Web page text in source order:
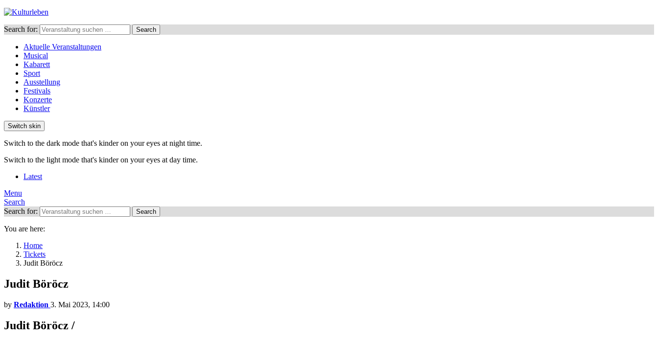
Search for: Search
Aktuelle Veranstaltungen
Musical
Kabarett
Sport
Ausstellung
Festivals
Konzerte
Künstler
Switch skin
Switch to the dark mode that's kinder on your eyes at night time.
Switch to the light mode that's kinder on your eyes at day time.
Latest
Menu
Search
Search for:
Search
You are here:
Home
Tickets
Judit Böröcz
Judit Böröcz
by Redaktion 3. Mai 2023, 14:00
Judit Böröcz /